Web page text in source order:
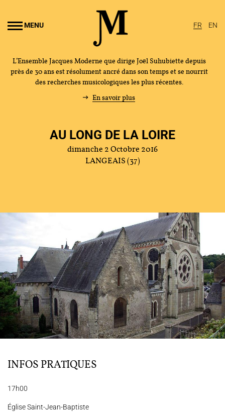
MENU FR EN
L'ENSEMBLE JACQUES MODERNE
JOËL SUHUBIETTE
AGENDA
PROGRAMMES
MÉDIATION CULTURELLE
DISCOGRAPHIE
Nous soutenir
L’Ensemble Jacques Moderne que dirige Joël Suhubiette depuis
près de 30 ans est résolument ancré dans son temps et se nourrit
des recherches musicologiques les plus récentes.
En savoir plus
AU LONG DE LA LOIRE
dimanche 2 Octobre 2016
LANGEAIS (37)
INFOS PRATIQUES
17h00
Église Saint-Jean-Baptiste